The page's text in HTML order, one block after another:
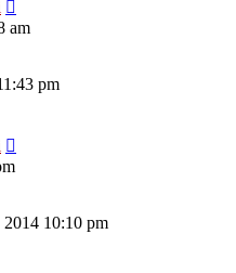
am
pm
2014 10:10 pm